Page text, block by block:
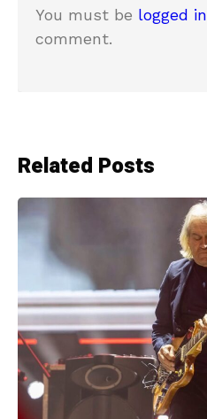
You must be logged in
comment.
Related Posts